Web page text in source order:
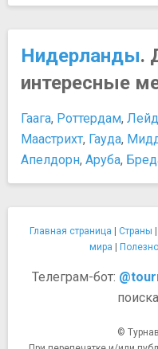
Нидерланды.
интересные
Гаага, Роттердам,
Маастрихт, Гауда,
Апелдорн, Аруба,
Главная страница Страны
мира
Телеграм-бот:
©